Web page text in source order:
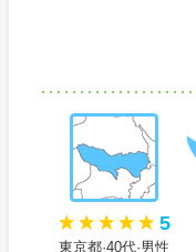
5
東京都·40代·男性